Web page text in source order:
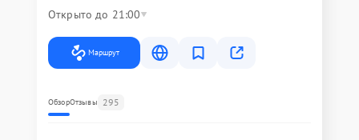
Открыто до 21:00
Маршрут
ОбзорОтзывы 295